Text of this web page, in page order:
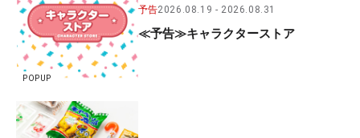
POPUP
予告2026.08.19 2026.08.31
≪予告≫キャラクターストア